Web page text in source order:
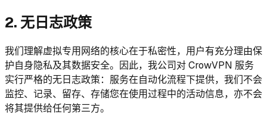
2. 无日志政策
我们理解虚拟专用网络的核心在于私密性，用户有充分理由保
护自身隐私及其数据安全。因此，我公司对 CrowVPN 服务
实行严格的无日志政策：服务在自动化流程下提供，我们不会
监控、记录、留存、存储您在使用过程中的活动信息，亦不会
将其提供给任何第三方。